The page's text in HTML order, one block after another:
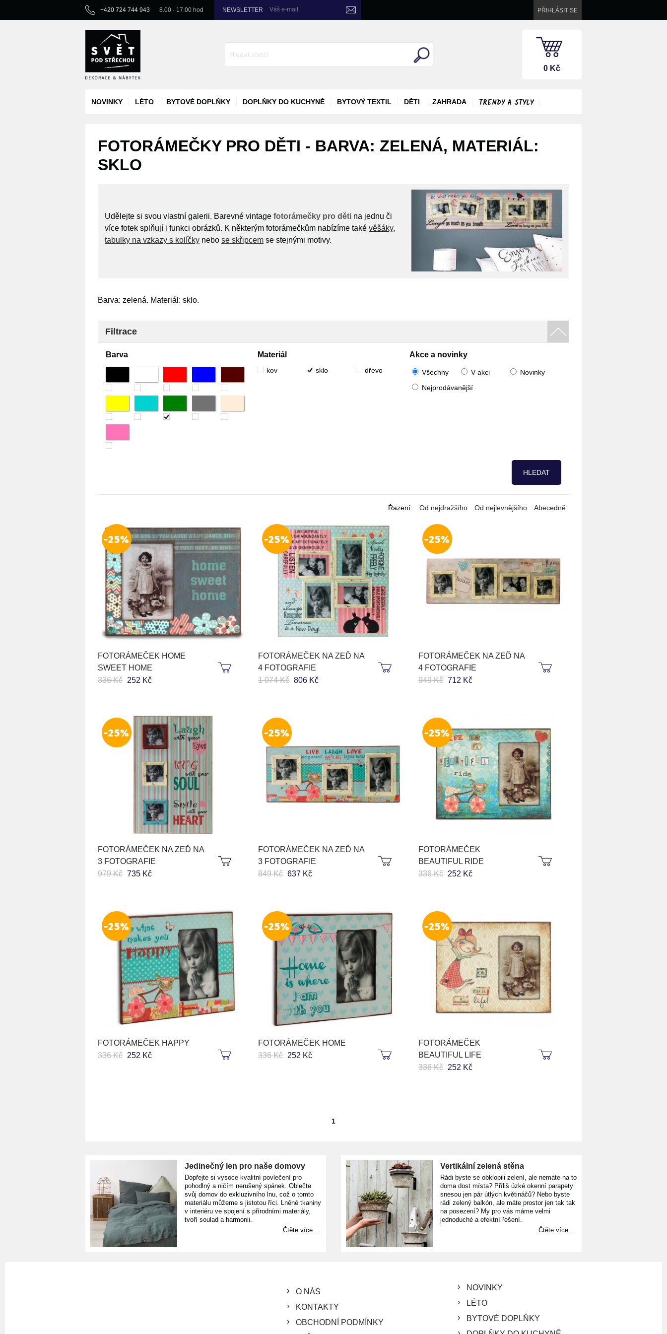
+420 724 744 943 8.00 - 17.00 hod NEWSLETTER Váš e-mail PŘIHLÁSIT SE
0 Kč
NOVINKY LÉTO BYTOVÉ DOPLŇKY DOPLŇKY DO KUCHYNĚ BYTOVÝ TEXTIL DĚTI ZAHRADA TRENDY A STYLY
FOTORÁMEČKY PRO DĚTI - BARVA: ZELENÁ, MATERIÁL:
SKLO
Udělejte si svou vlastní galerii. Barevné vintage fotorámečky pro děti na jednu či
více fotek splňují i funkci obrázků. K některým fotorámečkům nabízíme také věšáky,
tabulky na vzkazy s kolíčky nebo se skřipcem se stejnými motivy.
Barva: zelená. Materiál: sklo.
Filtrace
Barva Materiál
kov sklo dřevo
Akce a novinky
Všechny V akci
Novinky
Nejprodávanější
Řazení: Od nejdražšího Od nejlevnějšího Abecedně
-25%
FOTORÁMEČEK HOME
SWEET HOME
336 Kč 252 Kč
KOUPIT
-25%
FOTORÁMEČEK NA ZEĎ NA
4 FOTOGRAFIE
1 074 Kč 806 Kč
-25%
FOTORÁMEČEK NA ZEĎ NA
4 FOTOGRAFIE
949 Kč 712 Kč
-25%
FOTORÁMEČEK NA ZEĎ NA
3 FOTOGRAFIE
979 Kč 735 Kč
KOUPIT
-25%
FOTORÁMEČEK NA ZEĎ NA
3 FOTOGRAFIE
849 Kč 637 Kč
-25%
FOTORÁMEČEK
BEAUTIFUL RIDE
336 Kč 252 Kč
-25%
FOTORÁMEČEK HAPPY
336 Kč 252 Kč KOUPIT
-25%
FOTORÁMEČEK HOME
336 Kč 252 Kč
-25%
FOTORÁMEČEK
BEAUTIFUL LIFE
336 Kč 252 Kč
1
Jedinečný len pro naše domovy
Dopřejte si vysoce kvalitní povlečení pro
pohodlný a ničím nerušený spánek. Oblečte
svůj domov do exkluzivního lnu, což o tomto
materiálu můžeme s jistotou říci. Lněné tkaniny
v interiéru ve spojení s přírodními materiály,
tvoří soulad a harmonii.
Čtěte více...
Vertikální zelená stěna
Rádi byste se obklopili zelení, ale nemáte na to
doma dost místa? Příliš úzké okenní parapety
snesou jen pár útlých květináčů? Nebo byste
rádi zelený balkón, ale máte prostor jen tak tak
na posezení? My pro vás máme velmi
jednoduché a efektní řešení.
Čtěte více...
O NÁS
KONTAKTY
OBCHODNÍ PODMÍNKY
NOVINKY
LÉTO
BYTOVÉ DOPLŇKY